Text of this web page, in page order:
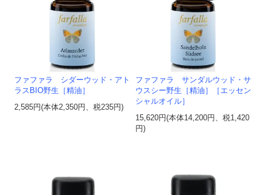
ファファラ シダーウッド・アト
ラスBIO野生［精油］
2,585円(本体2,350円、税235円)
ファファラ サンダルウッド・サ
ウスシー野生［精油］［エッセン
シャルオイル］
15,620円(本体14,200円、税1,420
円)